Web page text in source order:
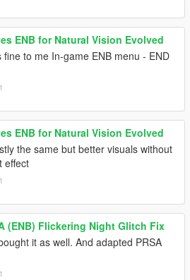
ENB for Natural Vision Evolved
fine to me In-game ENB menu - END
ENB for Natural Vision Evolved
the same but better visuals without
effect
(ENB) Flickering Night Glitch Fix
it as well. And adapted PRSA